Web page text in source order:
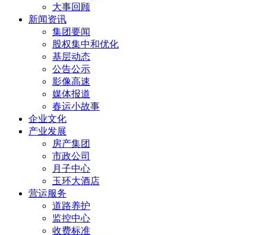
大事回顾
新闻资讯
集团要闻
股权集中和优化
基层动态
公告公示
影像高速
媒体报道
春运小故事
企业文化
产业发展
房产集团
市政公司
月子中心
玉环大酒店
营运服务
道路养护
监控中心
收费标准